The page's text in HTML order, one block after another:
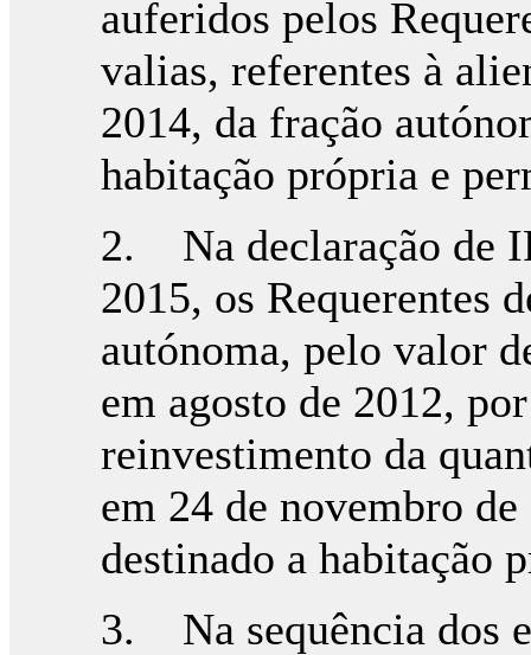
auferidos pelos
valias, referentes à
2014, da fração
habitação própria e
2. Na declaração de
2015, os Requerentes
autónoma, pelo valor
em agosto de 2012,
reinvestimento da
em 24 de novembro
destinado a habitação
3. Na sequência dos